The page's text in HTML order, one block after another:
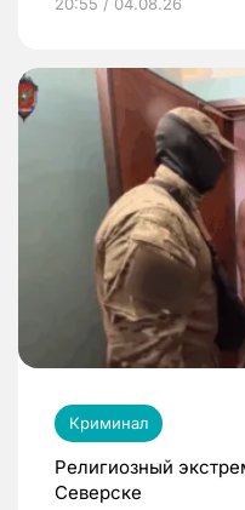
20:55 / 04.08.26
Криминал
Религиозный
Северске